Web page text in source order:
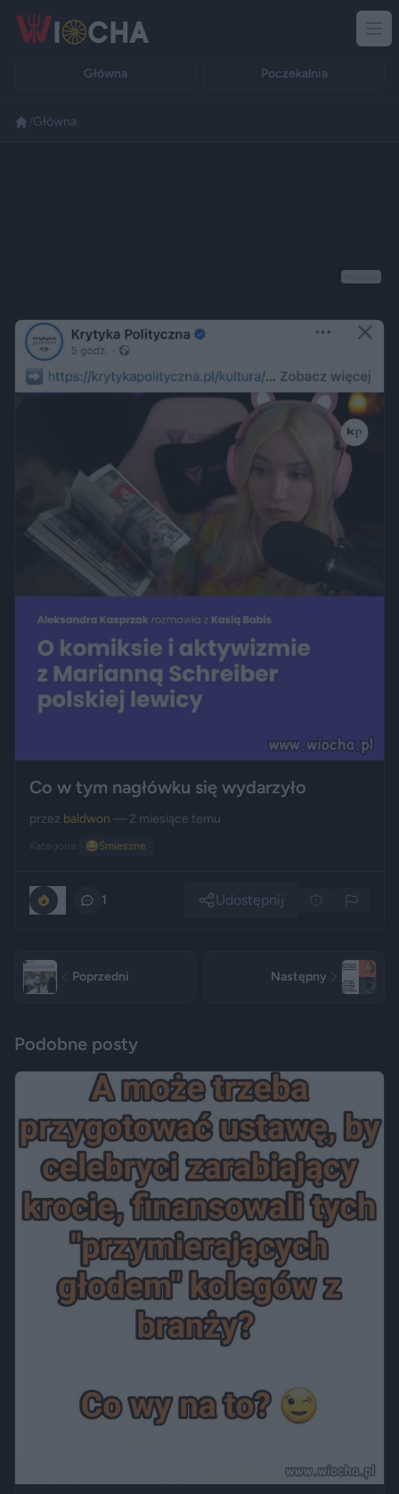
Główna Poczekalnia
Główna
Co w tym nagłówku się wydarzyło
przez baldwon — 2 miesiące temu
Kategoria: 😂Śmieszne
1 Udostępnij
Poprzedni Następny
Podobne posty